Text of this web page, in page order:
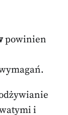
powinien
i